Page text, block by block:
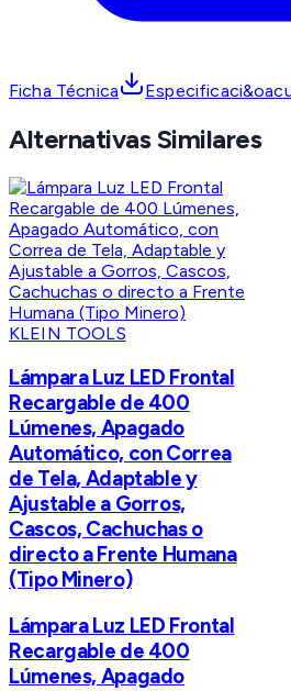
Ficha Técnica
Alternativas Similares
KLEIN TOOLS
Lámpara Luz LED Frontal
Recargable de 400
Lúmenes, Apagado
Automático, con Correa
de Tela, Adaptable y
Ajustable a Gorros,
Cascos, Cachuchas o
directo a Frente Humana
(Tipo Minero)
Lámpara Luz LED Frontal
Recargable de 400
Lúmenes, Apagado